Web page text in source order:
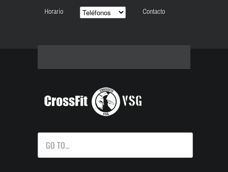
Horario Contacto
GO TO...